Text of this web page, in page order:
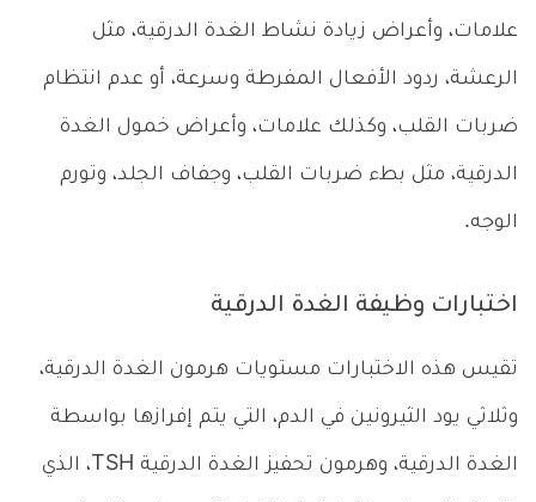
علامات، وأعراض زيادة نشاط الغدة الدرقية، مثل
الرعشة، ردود الأفعال المفرطة وسرعة، أو عدم انتظام
ضربات القلب، وكذلك علامات، وأعراض خمول الغدة
الدرقية، مثل بطء ضربات القلب، وجفاف الجلد، وتورم
الوجه.
اختبارات وظيفة الغدة الدرقية
تقيس هذه الاختبارات مستويات هرمون الغدة الدرقية،
وثلاثي يود الثيرونين في الدم، التي يتم إفرازها بواسطة
الغدة الدرقية، وهرمون تحفيز الغدة الدرقية TSH، الذي